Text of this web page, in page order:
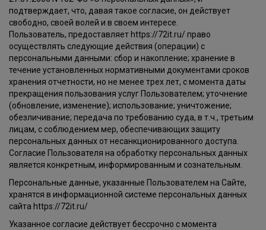
подтверждает, что, давая такое согласие, он действует
свободно, своей волей и в своем интересе.
Пользователь, предоставляет https://72it.ru/ право
осуществлять следующие действия (операции) с
персональными данными: сбор и накопление; хранение в
течение установленных нормативными документами сроков
хранения отчетности, но не менее трех лет, с момента даты
прекращения пользования услуг Пользователем; уточнение
(обновление, изменение); использование; уничтожение;
обезличивание; передача по требованию суда, в т.ч., третьим
лицам, с соблюдением мер, обеспечивающих защиту
персональных данных от несанкционированного доступа.
Согласие Пользователя на обработку персональных данных
является конкретным, информированным и сознательным.
Персональные данные, указанные Пользователем на Сайте,
хранятся в информационной системе персональных данных
сайта https://72it.ru/
Указанное согласие действует бессрочно с момента